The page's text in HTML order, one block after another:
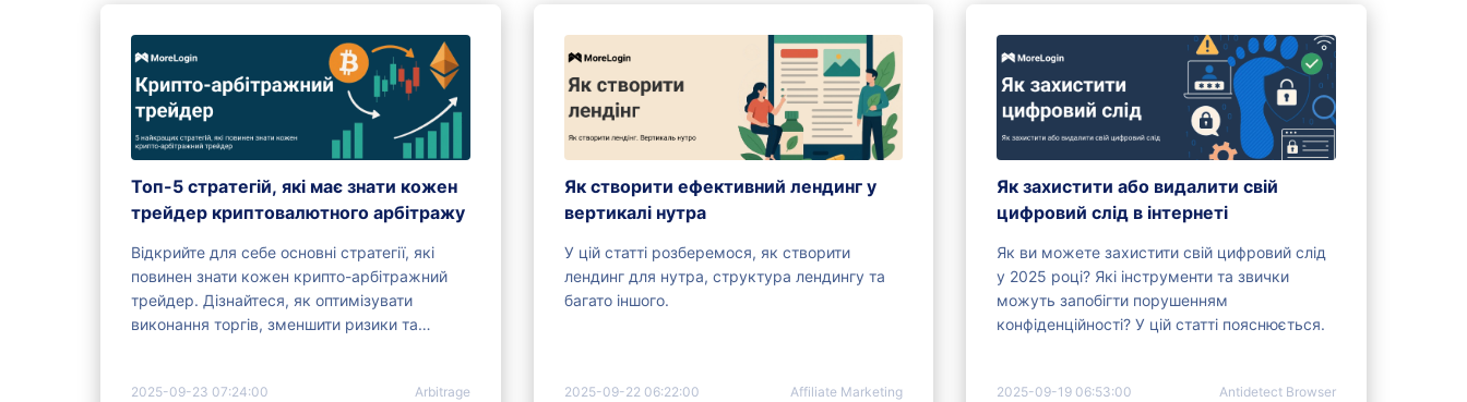
Топ-5 стратегій, які має знати кожен
трейдер криптовалютного арбітражу
Відкрийте для себе основні стратегії, які
повинен знати кожен крипто-арбітражний
трейдер. Дізнайтеся, як оптимізувати
виконання торгів, зменшити ризики та
2025-09-23 07:24:00 Arbitrage
Як створити ефективний лендинг у
вертикалі нутра
У цій статті розберемося, як створити
лендинг для нутра, структура лендингу та
багато іншого.
2025-09-22 06:22:00 Affiliate Marketing
Як захистити або видалити свій
цифровий слід в інтернеті
Як ви можете захистити свій цифровий слід
у 2025 році? Які інструменти та звички
можуть запобігти порушенням
конфіденційності? У цій статті пояснюється.
2025-09-19 06:53:00 Antidetect Browser